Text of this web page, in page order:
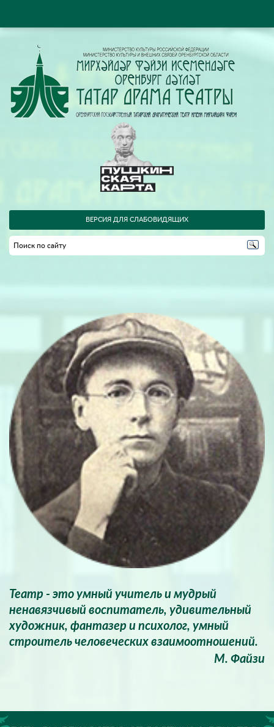
ВЕРСИЯ ДЛЯ СЛАБОВИДЯЩИХ
Театр - это умный учитель и мудрый
ненавязчивый воспитатель, удивительный
художник, фантазер и психолог, умный
строитель человеческих взаимоотношений.
М. Файзи